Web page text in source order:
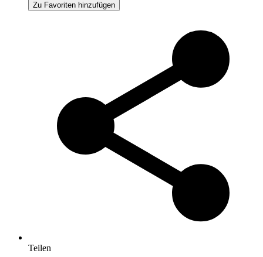
Zu Favoriten hinzufügen
Teilen